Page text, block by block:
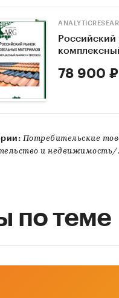
78 900 ₽
Потребительские
и
по теме